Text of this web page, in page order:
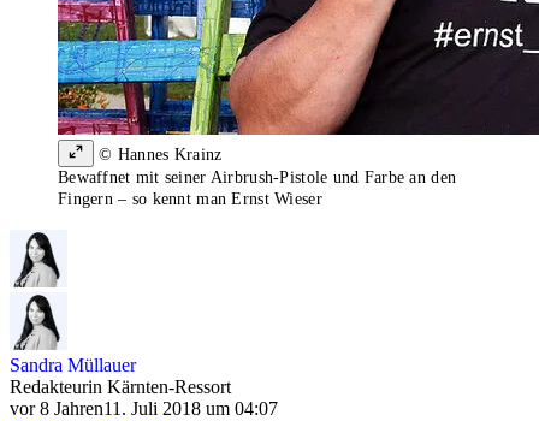
© Hannes Krainz
Bewaffnet mit seiner Airbrush-Pistole und Farbe an den
Fingern – so kennt man Ernst Wieser
Sandra Müllauer
Redakteurin Kärnten-Ressort
vor 8 Jahren11. Juli 2018 um 04:07